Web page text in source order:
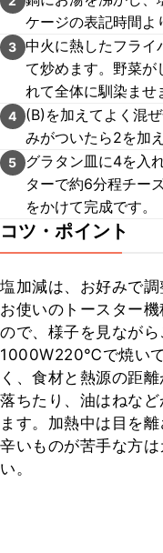
ケージの表記時間よ
3 中火に熱したフライ
て炒めます。野菜が
れて全体に馴染ませ
4
(B)を加えてよく混
みがついたら2を加
5
グラタン皿に4を入
ターで約6分程チー
をかけて完成です。
コツ・ポイント
塩加減は、お好みで調
お使いのトースター
ので、様子を見なが
1000W220℃で焼い
く、食材と熱源の距
落ちたり、油はねな
ます。加熱中は目を離
辛いものが苦手な方
い。